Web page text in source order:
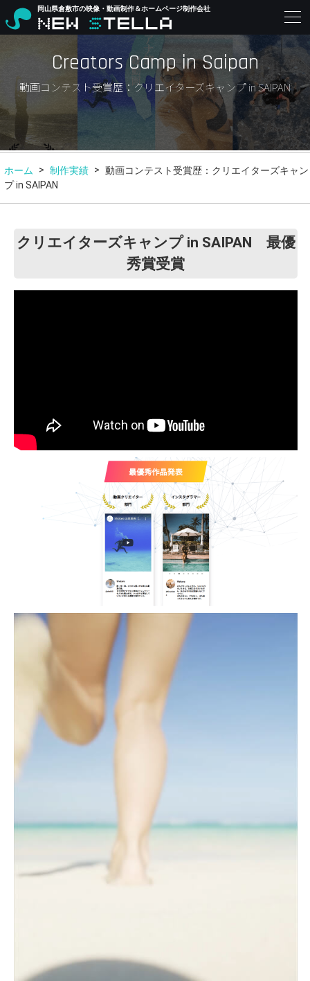
岡山県倉敷市の映像・動画制作＆ホームページ制作会社
Creators Camp in Saipan
動画コンテスト受賞歴：クリエイターズキャンプ in SAIPAN
ホーム 制作実績
動画コンテスト受賞歴：クリエイターズキャン
プ in SAIPAN
クリエイターズキャンプ in SAIPAN 最優
秀賞受賞